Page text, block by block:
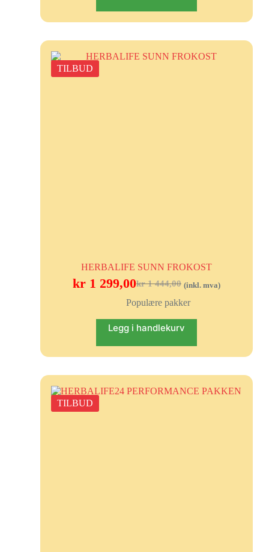
TILBUD
HERBALIFE SUNN FROKOST
kr1 444,00
kr1 299,00 (inkl. mva)
Populære pakker
Legg i handlekurv
TILBUD